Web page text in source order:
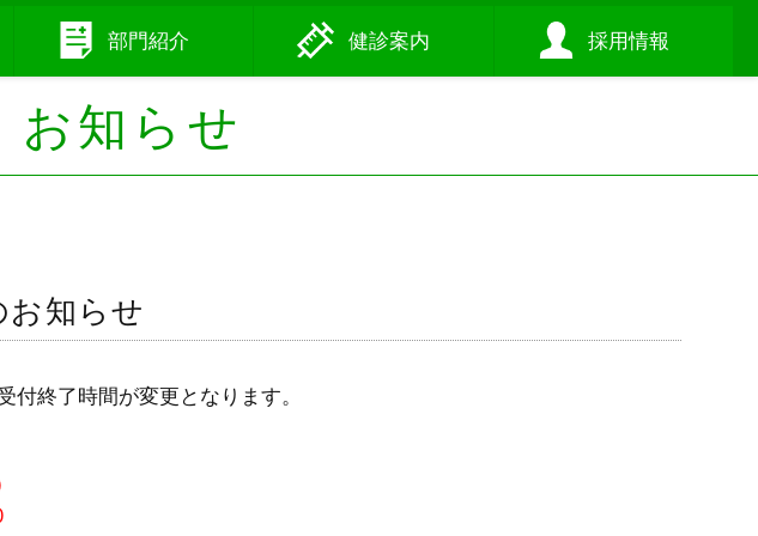
部門紹介 健診案内 採用情報
お知らせ
お知らせ
終了時間が変更となります。